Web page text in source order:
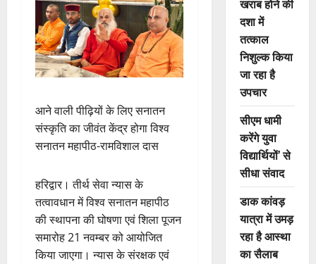
आने वाली पीढ़ियों के लिए सनातन
संस्कृति का जीवंत केंद्र होगा विश्व
सनातन महापीठ-रामविशाल दास
हरिद्वार। तीर्थ सेवा न्यास के
तत्वावधान में विश्व सनातन महापीठ
की स्थापना की घोषणा एवं शिला पूजन
समारोह 21 नवम्बर को आयोजित
किया जाएगा। न्यास के संरक्षक एवं
खराब होने की
दशा में
तत्काल
निशुल्क किया
जा रहा है
उपचार
सीएम धामी
करेंगे युवा
विद्यार्थियों’ से
सीधा संवाद
डाक कांवड़
यात्रा में उमड़
रहा है आस्था
का सैलाब